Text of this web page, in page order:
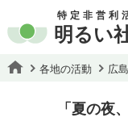
特定非営利
明るい
各地の活動 広
「夏の夜